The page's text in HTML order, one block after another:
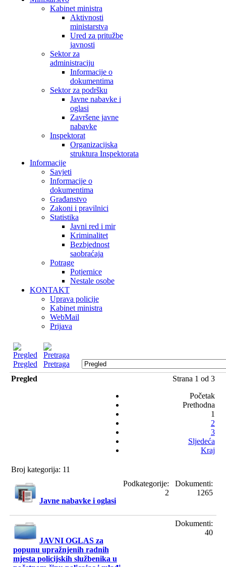
Kabinet ministra
Aktivnosti
ministarstva
Ured za pritužbe
javnosti
Sektor za
administraciju
Informacije o
dokumentima
Sektor za podršku
Javne nabavke i
oglasi
Završene javne
nabavke
Inspektorat
Organizacijska
struktura Inspektorata
Informacije
Savjeti
Informacije o
dokumentima
Građanstvo
Zakoni i pravilnici
Statistika
Javni red i mir
Kriminalitet
Bezbjednost
saobraćaja
Potrage
Potjernice
Nestale osobe
KONTAKT
Uprava policije
Kabinet ministra
WebMail
Prijava
Pregled
Pretraga
Pregled
Strana 1 od 3
Početak
Prethodna
1
2
3
Sljedeća
Kraj
Broj kategorija: 11
Javne nabavke i oglasi
Podkategorije:
2
Dokumenti:
1265
JAVNI OGLAS za
popunu upražnjenih radnih
mjesta policijskih službenika u
Dokumenti:
40